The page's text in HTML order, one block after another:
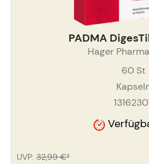
PADMA
Hager
60 St
UVP: 32,99 €³